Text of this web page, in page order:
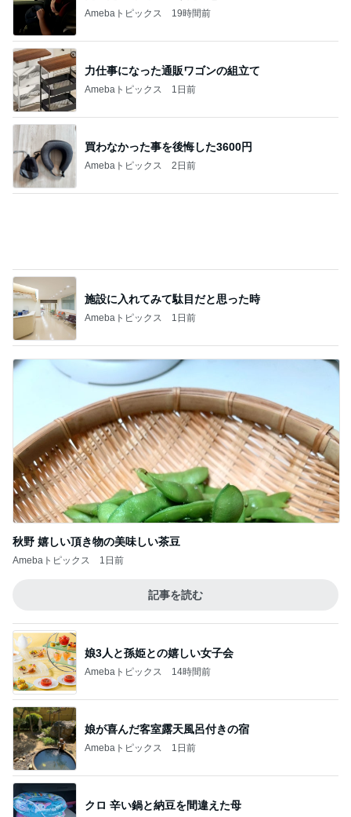
Amebaトピックス 19時間前
力仕事になった通販ワゴンの組立て
Amebaトピックス 1日前
買わなかった事を後悔した3600円
Amebaトピックス 2日前
施設に入れてみて駄目だと思った時
Amebaトピックス 1日前
秋野 嬉しい頂き物の美味しい茶豆
Amebaトピックス 1日前
記事を読む
娘3人と孫姫との嬉しい女子会
Amebaトピックス 14時間前
娘が喜んだ客室露天風呂付きの宿
Amebaトピックス 1日前
クロ 辛い鍋と納豆を間違えた母